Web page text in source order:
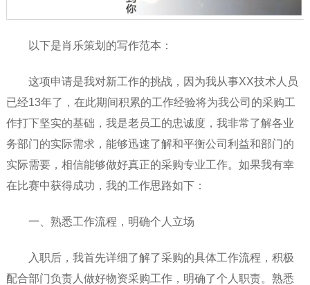
以下是肖乐策划的写作范本：
这项申请是我对新工作的挑战，因为我从事XX技术人员
已经13年了，在此期间积累的工作经验将为我公司的采购工
作打下坚实的基础，我是老员工的忠诚度，我非常了解各业
务部门的实际需求，能够迅速了解和平衡公司利益和部门的
实际需要，相信能够做好真正的采购专业工作。如果我有幸
在比赛中获得成功，我的工作思路如下：
一、熟悉工作流程，明确个人立场
入职后，我首先详细了解了采购的具体工作流程，积极
配合部门负责人做好物资采购工作，明确了个人职责。熟悉